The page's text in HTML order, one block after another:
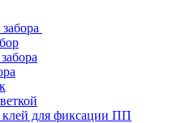
для фиксации ПП